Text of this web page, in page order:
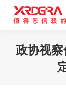
政协视